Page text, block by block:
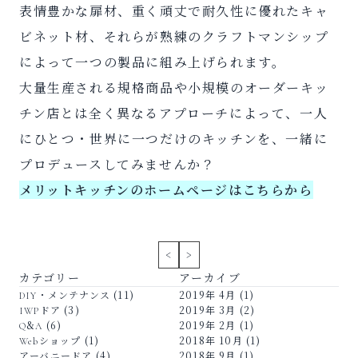
表情豊かな扉材、重く頑丈で耐久性に優れたキャ
ビネット材、それらが熟練のクラフトマンシップ
によって一つの製品に組み上げられます。
大量生産される規格商品や小規模のオーダーキッ
チン店とは全く異なるアプローチによって、一人
にひとつ・世界に一つだけのキッチンを、一緒に
プロデュースしてみませんか？
メリットキッチンのホームページ はこちらから
< >
カテゴリー
DIY・メンテナンス (11)
IWPドア (3)
Q&A (6)
Webショップ (1)
アーバニードア (4)
アーカイブ
2019年 4月 (1)
2019年 3月 (2)
2019年 2月 (1)
2018年 10月 (1)
2018年 9月 (1)